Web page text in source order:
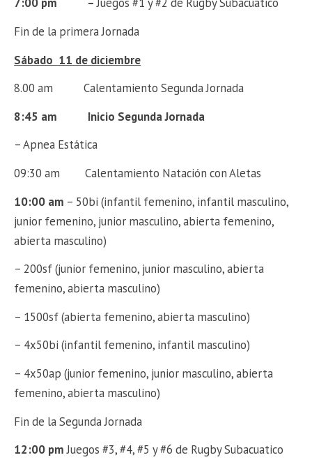
7:00 pm –Juegos #1 y #2 de Rugby Subacuatico
Fin de la primera Jornada
Sábado 11 de diciembre
8.00 am Calentamiento Segunda Jornada
8:45 am Inicio Segunda Jornada
– Apnea Estática
09:30 am Calentamiento Natación con Aletas
10:00 am – 50bi (infantil femenino, infantil masculino,
junior femenino, junior masculino, abierta femenino,
abierta masculino)
– 200sf (junior femenino, junior masculino, abierta
femenino, abierta masculino)
– 1500sf (abierta femenino, abierta masculino)
– 4x50bi (infantil femenino, infantil masculino)
– 4x50ap (junior femenino, junior masculino, abierta
femenino, abierta masculino)
Fin de la Segunda Jornada
12:00 pmJuegos #3, #4, #5 y #6 de Rugby Subacuatico